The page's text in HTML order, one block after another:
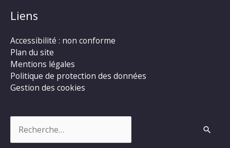
Liens
Accessibilité : non conforme
Plan du site
Mentions légales
Politique de protection des données
Gestion des cookies